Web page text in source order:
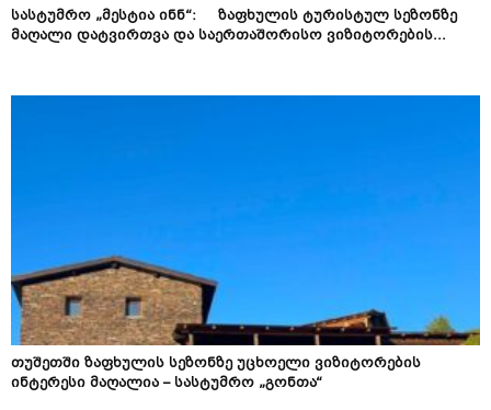
სასტუმრო „მესტია ინნ“: ზაფხულის ტურისტულ სეზონზე
მაღალი დატვირთვა და საერთაშორისო ვიზიტორების...
თუშეთში ზაფხულის სეზონზე უცხოელი ვიზიტორების
ინტერესი მაღალია – სასტუმრო „გონთა“